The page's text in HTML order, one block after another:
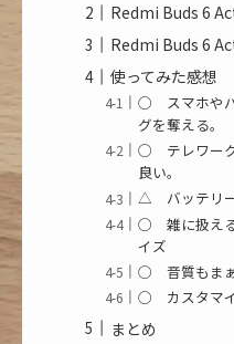
Redmi Buds 6
Redmi Buds 6
使ってみた感想
◯ スマホやパ
グを奪える。
◯ テレワーク
良い。
△ バッテリ
◯ 雑に扱える
イズ
◯ 音質もま
◯ カスタマ
まとめ